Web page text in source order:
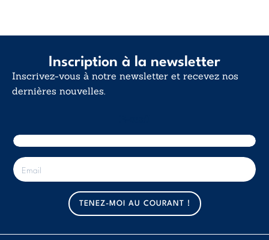
Inscription à la newsletter
Inscrivez-vous à notre newsletter et recevez nos
dernières nouvelles.
E
-
m
TENEZ-MOI AU COURANT !